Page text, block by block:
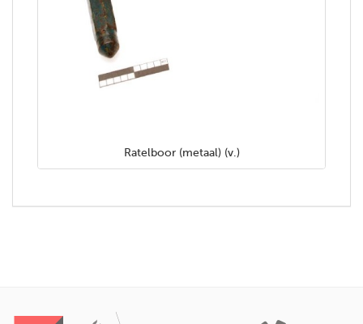
Ratelboor (metaal) (v.)